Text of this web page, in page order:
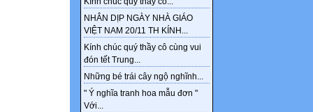
NHÂN DỊP NGÀY NHÀ GIÁO
VIỆT NAM 20/11 TH KÍNH...
Kính chúc quý thầy cô cùng vui
đón tết Trung...
Những bé trái cây ngộ nghĩnh...
" Ý nghĩa tranh hoa mẫu đơn "
Với...